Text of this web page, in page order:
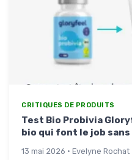
CRITIQUES DE PRODUITS
Test Bio Probivia
bio qui font le job
13 mai 2026 · Evelyne Rochat